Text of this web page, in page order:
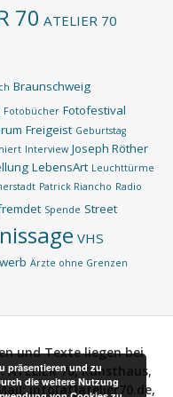
70 ATELIER 70
Braunschweig
Fotobücher Fotofestival
Freigeist Geburtstag
Interview Joseph Röther
LebensArt Leuchttürme
Patrick Riancho Radio
Spende Street
VHS
Ärzte ohne Grenzen
und Texte liegen bei
ATELIER 70, Kunsthaus,
info[at]atelier70.de,
präsentieren und zu
die weitere Nutzung